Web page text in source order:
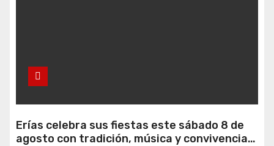
Erías celebra sus fiestas este sábado 8 de
agosto con tradición, música y convivencia